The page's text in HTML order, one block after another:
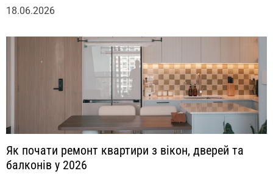
18.06.2026
Як почати ремонт квартири з вікон, дверей та
балконів у 2026